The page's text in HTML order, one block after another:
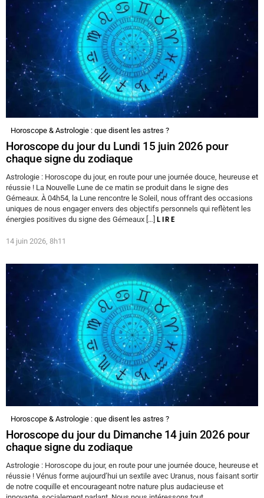
Horoscope & Astrologie : que disent les astres ?
Horoscope du jour du Lundi 15 juin 2026 pour
chaque signe du zodiaque
Astrologie : Horoscope du jour, en route pour une journée douce, heureuse et
réussie ! La Nouvelle Lune de ce matin se produit dans le signe des
Gémeaux. À 04h54, la Lune rencontre le Soleil, nous offrant des occasions
uniques de nous engager envers des objectifs personnels qui reflètent les
énergies positives du signe des Gémeaux […] LIRE
14 juin 2026, 8h11
Horoscope & Astrologie : que disent les astres ?
Horoscope du jour du Dimanche 14 juin 2026 pour
chaque signe du zodiaque
Astrologie : Horoscope du jour, en route pour une journée douce, heureuse et
réussie ! Vénus forme aujourd’hui un sextile avec Uranus, nous faisant sortir
de notre coquille et encourageant notre nature plus audacieuse et